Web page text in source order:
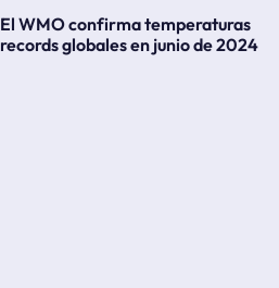
El WMO confirma temperaturas
records globales en junio de 2024